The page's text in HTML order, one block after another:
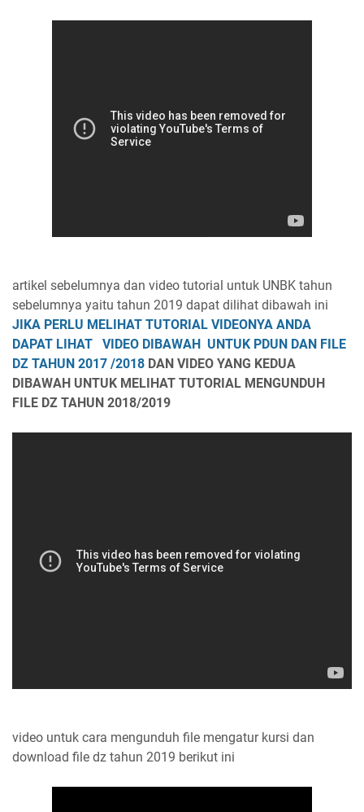
artikel sebelumnya dan video tutorial untuk UNBK tahun
sebelumnya yaitu tahun 2019 dapat dilihat dibawah ini
JIKA PERLU MELIHAT TUTORIAL VIDEONYA ANDA
DAPAT LIHAT VIDEO DIBAWAH UNTUK PDUN DAN FILE
DZ TAHUN 2017 /2018 DAN VIDEO YANG KEDUA
DIBAWAH UNTUK MELIHAT TUTORIAL MENGUNDUH
FILE DZ TAHUN 2018/2019
video untuk cara mengunduh file mengatur kursi dan
download file dz tahun 2019 berikut ini